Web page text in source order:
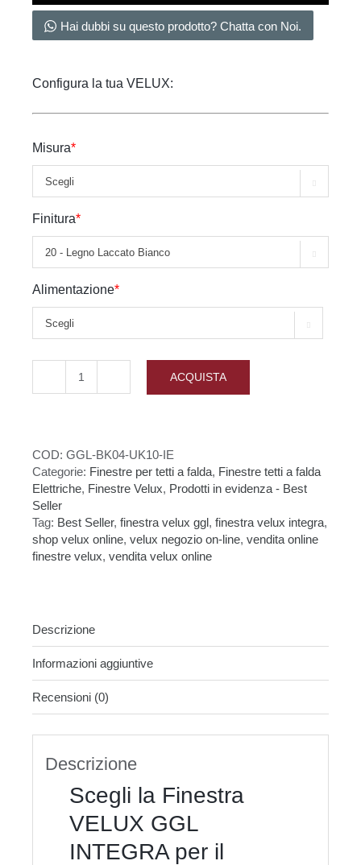
Hai dubbi su questo prodotto? Chatta con Noi.
Configura la tua VELUX:
*
Misura
*
Finitura
*
Alimentazione
Finestra
-
Pacchetto
Qualità
Kit
Installazione
quantità
ACQUISTA
COD: GGL-BK04-UK10-IE
Categorie: Finestre per tetti a falda, Finestre tetti a falda
Elettriche, Finestre Velux, Prodotti in evidenza - Best
Seller
Tag: Best Seller, finestra velux ggl, finestra velux integra,
shop velux online, velux negozio on-line, vendita online
finestre velux, vendita velux online
Descrizione
Informazioni aggiuntive
Recensioni (0)
Descrizione
Scegli la Finestra
VELUX GGL
INTEGRA per il